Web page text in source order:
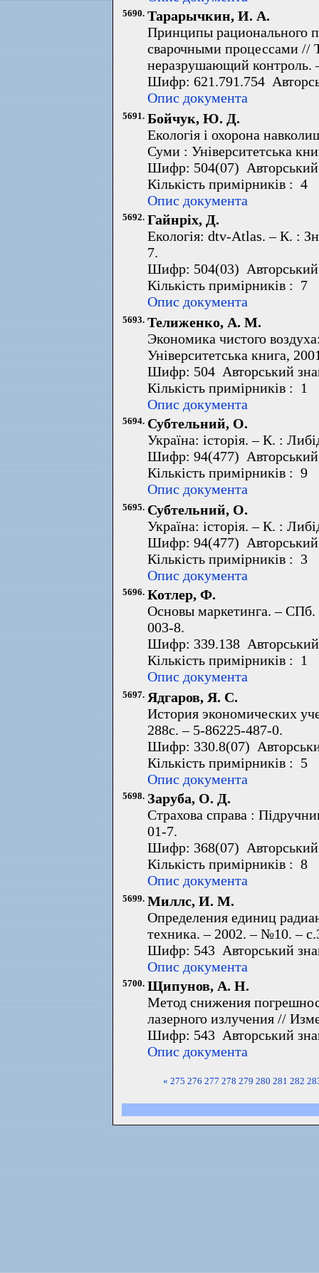
5690. Тарарычкин, И. А.
Принципы рационального
сварочными процессами //
неразрушающий контроль.
Шифр: 621.791.754
Опис документа
5691. Бойчук, Ю. Д.
Екологія і охорона
Суми : Університетська
Шифр: 504(07) Авторський
Кількість примірників :
Опис документа
5692. Гайнріх, Д.
Екологія: dtv-Atlas. – К. :
7.
Шифр: 504(03) Авторський
Кількість примірників :
Опис документа
5693. Телиженко, А. М.
Экономика чистого
Університетська книга,
Шифр: 504 Авторський
Кількість примірників :
Опис документа
5694. Субтельний, О.
Україна: історія. – К. :
Шифр: 94(477) Авторський
Кількість примірників :
Опис документа
5695. Субтельний, О.
Україна: історія. – К. :
Шифр: 94(477) Авторський
Кількість примірників :
Опис документа
5696. Котлер, Ф.
Основы маркетинга. –
003-8.
Шифр: 339.138
Кількість примірників :
Опис документа
5697. Ядгаров, Я. С.
История экономических
288с. – 5-86225-487-0.
Шифр: 330.8(07)
Кількість примірників :
Опис документа
5698. Заруба, О. Д.
Страхова справа :
01-7.
Шифр: 368(07) Авторський
Кількість примірників :
Опис документа
5699. Миллс, И. М.
Определения единиц
техника. – 2002. – №10. –
Шифр: 543 Авторський
Опис документа
5700. Щипунов, А. Н.
Метод снижения
лазерного излучения //
Шифр: 543 Авторський
Опис документа
« 275 276 277 278 279 280 281 282